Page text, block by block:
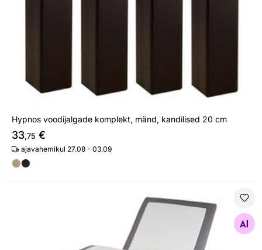
Hypnos voodijalgade komplekt, mänd, kandilised 20 cm
33,75 €
ajavahemikul 27.08 - 03.09
Mootoriga voodiraam Hypnos
Otsi sarnaseid